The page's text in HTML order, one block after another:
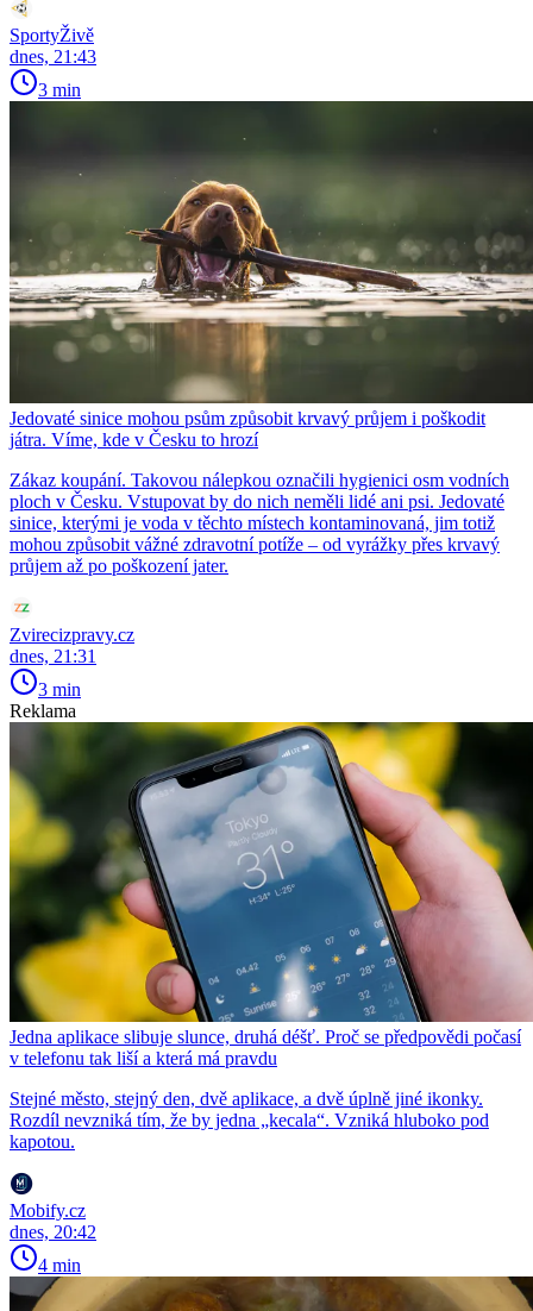
SportyŽivě
dnes, 21:43
3 min
Jedovaté sinice mohou psům způsobit krvavý průjem i poškodit
játra. Víme, kde v Česku to hrozí
Zákaz koupání. Takovou nálepkou označili hygienici osm vodních
ploch v Česku. Vstupovat by do nich neměli lidé ani psi. Jedovaté
sinice, kterými je voda v těchto místech kontaminovaná, jim totiž
mohou způsobit vážné zdravotní potíže – od vyrážky přes krvavý
průjem až po poškození jater.
Zvirecizpravy.cz
dnes, 21:31
3 min
Reklama
Jedna aplikace slibuje slunce, druhá déšť. Proč se předpovědi počasí
v telefonu tak liší a která má pravdu
Stejné město, stejný den, dvě aplikace, a dvě úplně jiné ikonky.
Rozdíl nevzniká tím, že by jedna „kecala“. Vzniká hluboko pod
kapotou.
Mobify.cz
dnes, 20:42
4 min